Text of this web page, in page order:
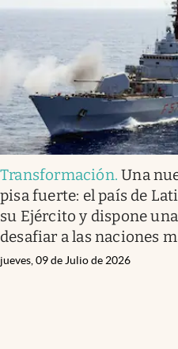
Transformación.Una
pisa fuerte: el país de
su Ejército y dispone
desafiar a las naciones
jueves, 09 de Julio de 2026